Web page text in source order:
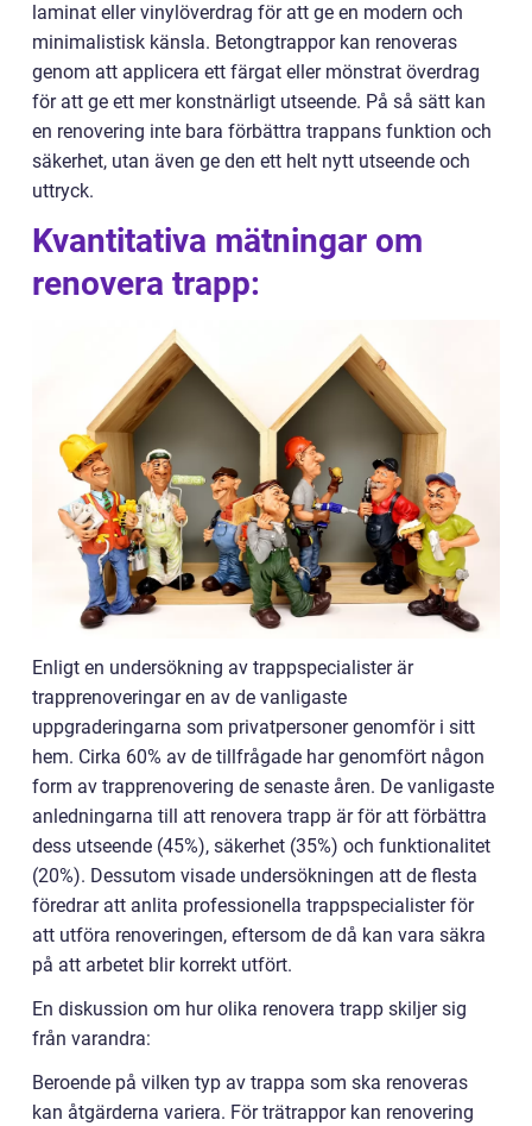
laminat eller vinylöverdrag för att ge en modern och
minimalistisk känsla. Betongtrappor kan renoveras
genom att applicera ett färgat eller mönstrat överdrag
för att ge ett mer konstnärligt utseende. På så sätt kan
en renovering inte bara förbättra trappans funktion och
säkerhet, utan även ge den ett helt nytt utseende och
uttryck.
Kvantitativa mätningar om
renovera trapp:
Enligt en undersökning av trappspecialister är
trapprenoveringar en av de vanligaste
uppgraderingarna som privatpersoner genomför i sitt
hem. Cirka 60% av de tillfrågade har genomfört någon
form av trapprenovering de senaste åren. De vanligaste
anledningarna till att renovera trapp är för att förbättra
dess utseende (45%), säkerhet (35%) och funktionalitet
(20%). Dessutom visade undersökningen att de flesta
föredrar att anlita professionella trappspecialister för
att utföra renoveringen, eftersom de då kan vara säkra
på att arbetet blir korrekt utfört.
En diskussion om hur olika renovera trapp skiljer sig
från varandra:
Beroende på vilken typ av trappa som ska renoveras
kan åtgärderna variera. För trätrappor kan renovering